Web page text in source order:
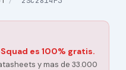
es 100% gratis.
y mas de 33.000